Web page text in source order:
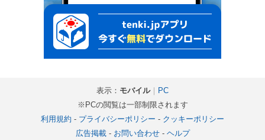
表示： モバイル｜ PC
※PCの閲覧は一部制限されます
利用規約 - プライバシーポリシー - クッキーポリシー
広告掲載- お問い合わせ- ヘルプ